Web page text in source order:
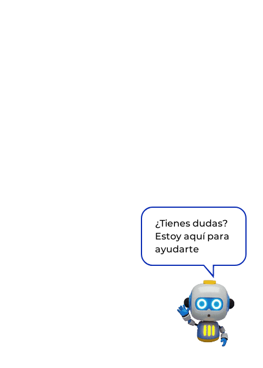
¿Tienes dudas?
Estoy aquí para
ayudarte